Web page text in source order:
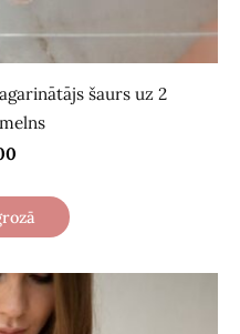
šaurs uz 2